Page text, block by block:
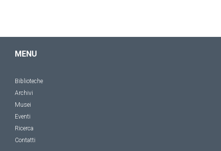
MENU
Biblioteche
Archivi
Musei
Eventi
Ricerca
Contatti